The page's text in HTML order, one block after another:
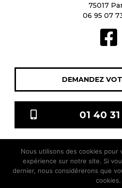
75017
06 95 07
DEMANDEZ
01 40 31
TRS Services © 2021 Tous droits
sitis.co
Nous utilisons des cookies pour
expérience sur notre site. Si
dernier, nous considérerons que
cookies.